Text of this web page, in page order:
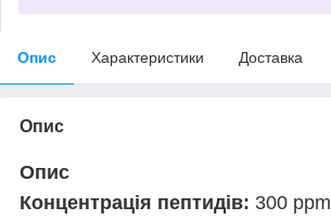
Опис Характеристики Доставка
Опис
Опис
Концентрація пептидів: 300 ppm